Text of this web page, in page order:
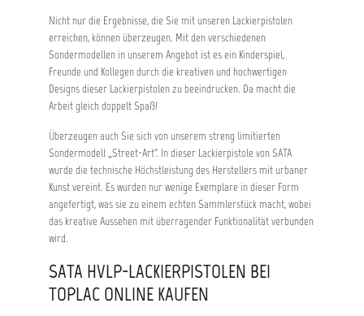
Nicht nur die Ergebnisse, die Sie mit unseren Lackierpistolen
erreichen, können überzeugen. Mit den verschiedenen
Sondermodellen in unserem Angebot ist es ein Kinderspiel,
Freunde und Kollegen durch die kreativen und hochwertigen
Designs dieser Lackierpistolen zu beeindrucken. Da macht die
Arbeit gleich doppelt Spaß!
Überzeugen auch Sie sich von unserem streng limitierten
Sondermodell „Street-Art“. In dieser Lackierpistole von SATA
wurde die technische Höchstleistung des Herstellers mit urbaner
Kunst vereint. Es wurden nur wenige Exemplare in dieser Form
angefertigt, was sie zu einem echten Sammlerstück macht, wobei
das kreative Aussehen mit überragender Funktionalität verbunden
wird.
SATA HVLP-LACKIERPISTOLEN BEI
TOPLAC ONLINE KAUFEN